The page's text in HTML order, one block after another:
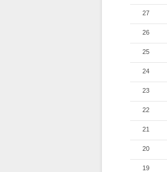
27
26
25
24
23
22
21
20
19